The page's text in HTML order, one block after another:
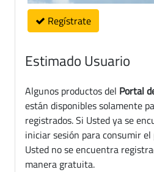
Regístrate
Estimado Usuario
Algunos productos del Portal
están disponibles solamente
registrados. Si Usted ya se
iniciar sesión para consumir
Usted no se encuentra
manera gratuita.